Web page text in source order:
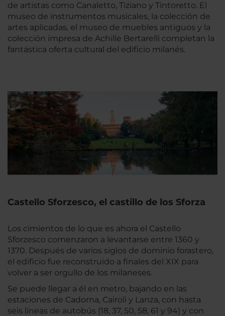
de artistas como Canaletto, Tiziano y Tintoretto. El
museo de instrumentos musicales, la colección de
artes aplicadas, el museo de muebles antiguos y la
colección impresa de Achille Bertarelli completan la
fantástica oferta cultural del edificio milanés.
Castello Sforzesco, el castillo de los Sforza
Los cimientos de lo que es ahora el Castello
Sforzesco comenzaron a levantarse entre 1360 y
1370. Después de varios siglos de dominio forastero,
el edificio fue reconstruido a finales del XIX para
volver a ser orgullo de los milaneses.
Se puede llegar a él en metro, bajando en las
estaciones de Cadorna, Cairoli y Lanza, con hasta
seis líneas de autobús (18, 37, 50, 58, 61 y 94) y con